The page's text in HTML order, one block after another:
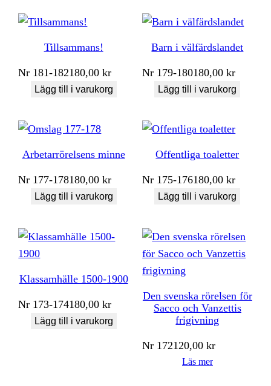
Tillsammans!
Nr 181-182180,00kr
Lägg till i varukorg
Barn i välfärdslandet
Nr 179-180180,00kr
Lägg till i varukorg
Arbetarrörelsens minne
Nr 177-178180,00kr
Lägg till i varukorg
Offentliga toaletter
Nr 175-176180,00kr
Lägg till i varukorg
Klassamhälle 1500-1900
Nr 173-174180,00kr
Lägg till i varukorg
Den svenska rörelsen för
Sacco och Vanzettis
frigivning
Nr 172120,00kr
Läs mer